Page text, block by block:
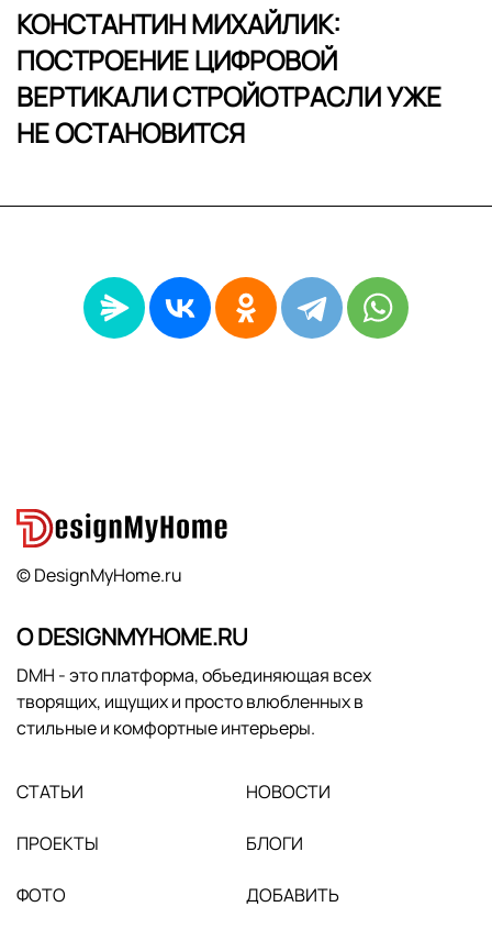
КОНСТАНТИН МИХАЙЛИК:
ПОСТРОЕНИЕ ЦИФРОВОЙ
ВЕРТИКАЛИ СТРОЙОТРАСЛИ УЖЕ
НЕ ОСТАНОВИТСЯ
© DesignMyHome.ru
О DESIGNMYHOME.RU
DMH - это платформа, объединяющая всех
творящих, ищущих и просто влюбленных в
стильные и комфортные интерьеры.
СТАТЬИ НОВОСТИ
ПРОЕКТЫ БЛОГИ
ФОТО ДОБАВИТЬ